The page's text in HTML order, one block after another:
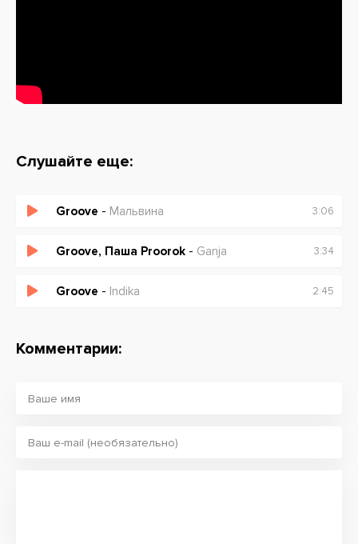
Слушайте еще:
Groove - Мальвина 3:06
Groove, Паша Proorok - Ganja 3:34
Groove - Indika 2:45
Комментарии: